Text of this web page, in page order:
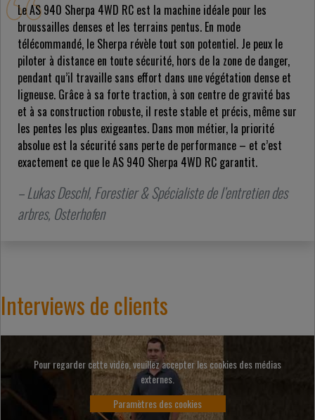
Le AS 940 Sherpa 4WD RC est la machine idéale pour les
broussailles denses et les terrains pentus. En mode
télécommandé, le Sherpa révèle tout son potentiel. Je peux le
piloter à distance en toute sécurité, hors de la zone de danger,
pendant qu’il travaille sans effort dans une végétation dense et
ligneuse. Grâce à sa forte traction, à son centre de gravité bas
et à sa construction robuste, il reste stable et précis, même sur
les pentes les plus exigeantes. Dans mon métier, la priorité
absolue est la sécurité sans perte de performance – et c’est
exactement ce que le AS 940 Sherpa 4WD RC garantit.
– Lukas Deschl, Forestier & Spécialiste de l’entretien des
arbres, Osterhofen
Interviews de clients
Pour regarder cette vidéo, veuillez accepter les cookies des médias
externes.
Paramètres des cookies